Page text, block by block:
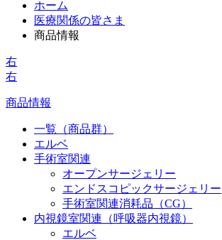
ホーム
医療関係の皆さま
商品情報
右
右
商品情報
一覧（商品群）
エルベ
手術室関連
オープンサージェリー
エンドスコピックサージェリー
手術室関連消耗品（CG）
内視鏡室関連（呼吸器内視鏡）
エルベ